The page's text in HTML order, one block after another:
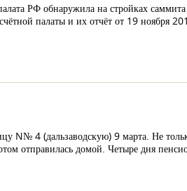
палата РФ обнаружила на стройках
палаты и их отчёт от 19 ноября
N№ 4 (дальзаводскую) 9 марта. Не
отправилась домой. Четыре дня